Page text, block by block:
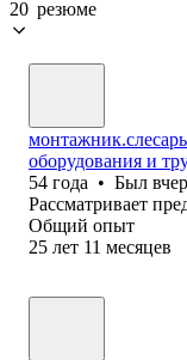
20 резюме
оборудования и
54 года • Был
Рассматривает
Общий опыт
25 лет 11 месяцев